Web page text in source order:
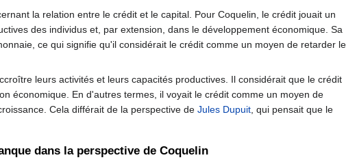
la relation entre le crédit et le capital. Pour Coquelin, le crédit jouait un
des individus et, par extension, dans le développement économique. Sa
ce qui signifie qu'il considérait le crédit comme un moyen de retarder le
leurs activités et leurs capacités productives. Il considérait que le crédit
économique. En d'autres termes, il voyait le crédit comme un moyen de
Cela différait de la perspective de Jules Dupuit , qui pensait que le
dans la perspective de Coquelin